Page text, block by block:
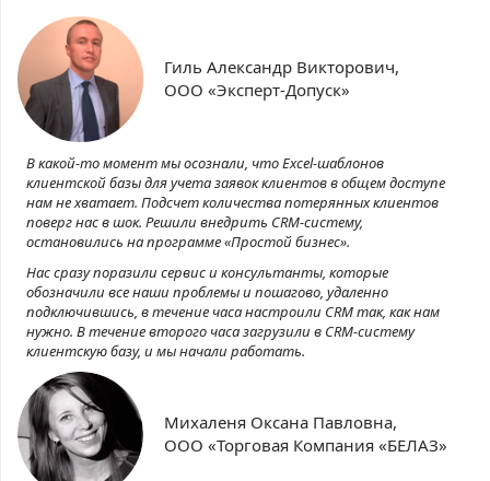
Гиль Александр Викторович,
ООО «Эксперт-Допуск»
В какой-то момент мы осознали, что Excel-шаблонов
клиентской базы для учета заявок клиентов в общем доступе
нам не хватает. Подсчет количества потерянных клиентов
поверг нас в шок. Решили внедрить CRM-систему,
остановились на программе «Простой бизнес».
Нас сразу поразили сервис и консультанты, которые
обозначили все наши проблемы и пошагово, удаленно
подключившись, в течение часа настроили CRM так, как нам
нужно. В течение второго часа загрузили в CRM-систему
клиентскую базу, и мы начали работать.
Михаленя Оксана Павловна,
ООО «Торговая Компания «БЕЛАЗ»